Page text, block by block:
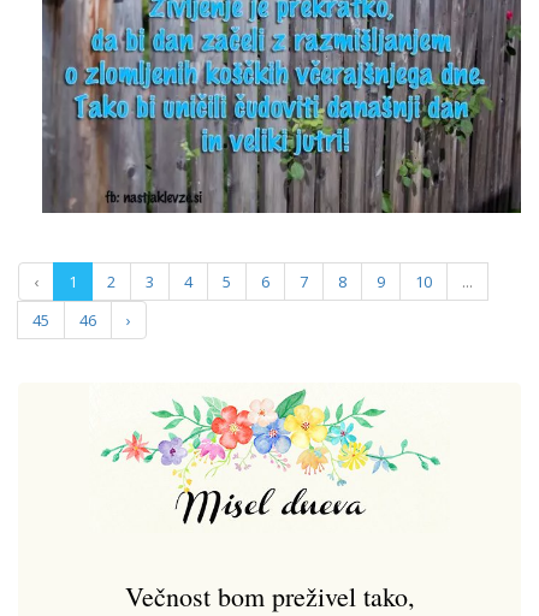
‹ 1 2 3 4 5 6 7 8 9 10
...
45
46 ›
Večnost bom preživel tako,